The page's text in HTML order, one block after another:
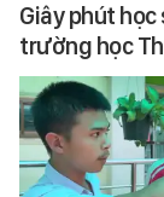
Giây phút
trường học